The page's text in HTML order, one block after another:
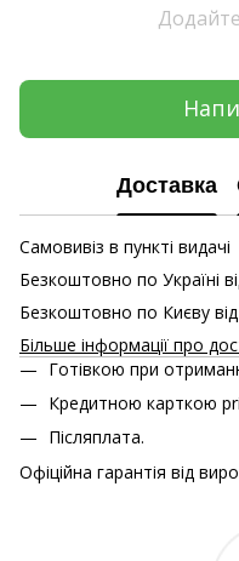
Доставка
Самовивіз в пункті видачі
Безкоштовно по Україні
Безкоштовно по Києву
Більше інформації про
Готівкою при
Кредитною карткою
Післяплата.
Офіційна гарантія від